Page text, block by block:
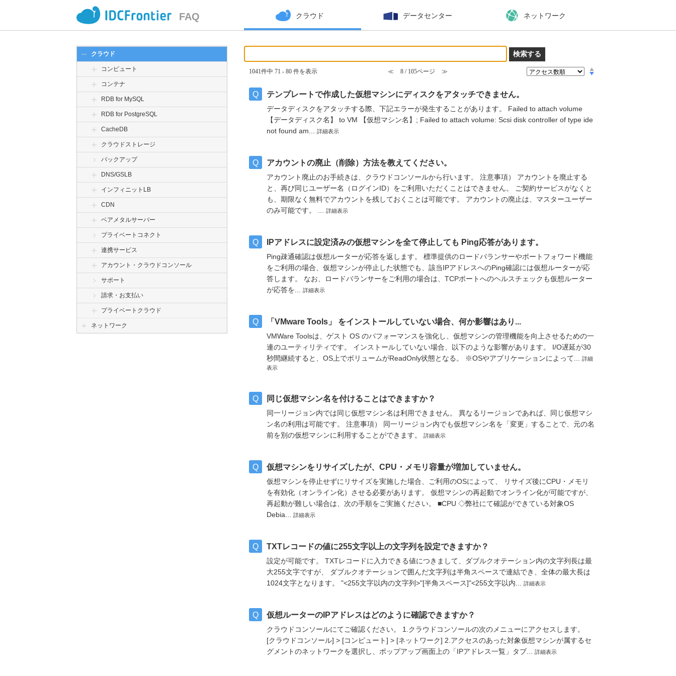
FAQ クラウド データセンター ネットワーク
クラウド
コンピュート
コンテナ
RDB for MySQL
RDB for PostgreSQL
CacheDB
クラウドストレージ
バックアップ
DNS/GSLB
インフィニットLB
CDN
ベアメタルサーバー
プライベートコネクト
連携サービス
アカウント・クラウドコンソール
サポート
請求・お支払い
プライベートクラウド
ネットワーク
1041件中 71 - 80 件を表示 ≪ 8 / 105ページ ≫
テンプレートで作成した仮想マシンにディスクをアタッチできません。
データディスクをアタッチする際、下記エラーが発生することがあります。 Failed to attach volume
【データディスク名】 to VM 【仮想マシン名】; Failed to attach volume: Scsi disk controller of type ide
not found am... 詳細表示
アカウントの廃止（削除）方法を教えてください。
アカウント廃止のお手続きは、クラウドコンソールから行います。 注意事項） アカウントを廃止する
と、再び同じユーザー名（ログインID）をご利用いただくことはできません。 ご契約サービスがなくと
も、期限なく無料でアカウントを残しておくことは可能です。 アカウントの廃止は、マスターユーザー
のみ可能です。 ... 詳細表示
IPアドレスに設定済みの仮想マシンを全て停止しても Ping応答があります。
Ping疎通確認は仮想ルーターが応答を返します。 標準提供のロードバランサーやポートフォワード機能
をご利用の場合、仮想マシンが停止した状態でも、該当IPアドレスへのPing確認には仮想ルーターが応
答します。 なお、ロードバランサーをご利用の場合は、TCPポートへのヘルスチェックも仮想ルーター
が応答を... 詳細表示
「VMware Tools」 をインストールしていない場合、何か影響はあり...
VMWare Toolsは、ゲスト OS のパフォーマンスを強化し、仮想マシンの管理機能を向上させるための一
連のユーティリティです。 インストールしていない場合、以下のような影響があります。 I/O遅延が30
秒間継続すると、OS上でボリュームがReadOnly状態となる。 ※OSやアプリケーションによって... 詳細
表示
同じ仮想マシン名を付けることはできますか？
同一リージョン内では同じ仮想マシン名は利用できません。 異なるリージョンであれば、同じ仮想マシ
ン名の利用は可能です。 注意事項） 同一リージョン内でも仮想マシン名を「変更」することで、元の名
前を別の仮想マシンに利用することができます。
詳細表示
仮想マシンをリサイズしたが、CPU・メモリ容量が増加していません。
仮想マシンを停止せずにリサイズを実施した場合、ご利用のOSによって、 リサイズ後にCPU・メモリ
を有効化（オンライン化）させる必要があります。 仮想マシンの再起動でオンライン化が可能ですが、
再起動が難しい場合は、次の手順をご実施ください。 ■CPU ◇弊社にて確認ができている対象OS
Debia... 詳細表示
TXTレコードの値に255文字以上の文字列を設定できますか？
設定が可能です。 TXTレコードに入力できる値につきまして、ダブルクオテーション内の文字列長は最
大255文字ですが、 ダブルクオテーションで囲んだ文字列は半角スペースで連結でき、全体の最大長は
1024文字となります。 "<255文字以内の文字列>"[半角スペース]"<255文字以内... 詳細表示
仮想ルーターのIPアドレスはどのように確認できますか？
クラウドコンソールにてご確認ください。 1.クラウドコンソールの次のメニューにアクセスします。
[クラウドコンソール] > [コンピュート] > [ネットワーク] 2.アクセスのあった対象仮想マシンが属するセ
グメントのネットワークを選択し、ポップアップ画面上の「IPアドレス一覧」タブ... 詳細表示